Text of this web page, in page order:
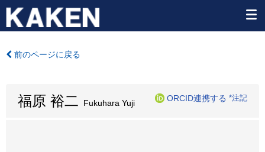
前のページに戻る
福原 裕二 Fukuhara Yuji
ORCID連携する *注記